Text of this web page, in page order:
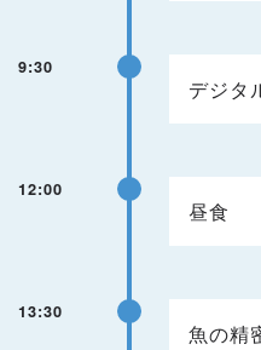
9:30
デジタ
12:00
昼食
13:30
魚の精